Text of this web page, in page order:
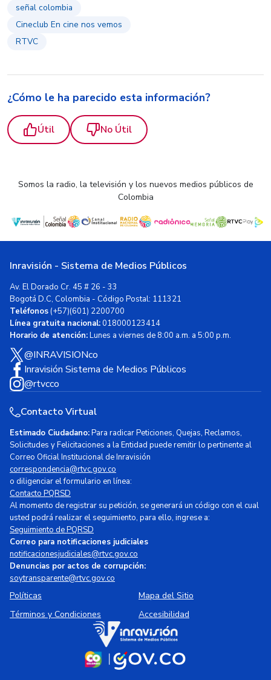
señal colombia
Cineclub En cine nos vemos
RTVC
¿Cómo le ha parecido esta información?
Útil No Útil
Somos la radio, la televisión y los nuevos medios públicos de
Colombia
Inravisión - Sistema de Medios Públicos
Av. El Dorado Cr. 45 # 26 - 33
Bogotá D.C, Colombia - Código Postal: 111321
Teléfonos(+57)(601) 2200700
Línea gratuita nacional:018000123414
Horario de atención:Lunes a viernes de 8:00 a.m. a 5:00 p.m.
@INRAVISIONco
Inravisión Sistema de Medios Públicos
@rtvcco
Contacto Virtual
Estimado Ciudadano:Para radicar Peticiones, Quejas, Reclamos,
Solicitudes y Felicitaciones a la Entidad puede remitir lo pertinente al
Correo Oficial Institucional de Inravisión
correspondencia@rtvc.gov.co
o diligenciar el formulario en línea:
Contacto PQRSD
Al momento de registrar su petición, se generará un código con el cual
usted podrá realizar el seguimiento, para ello, ingrese a:
Seguimiento de PQRSD
Correo para notificaciones judiciales
notificacionesjudiciales@rtvc.gov.co
Denuncias por actos de corrupción:
soytransparente@rtvc.gov.co
Políticas
Mapa del Sitio
Términos y Condiciones
Accesibilidad